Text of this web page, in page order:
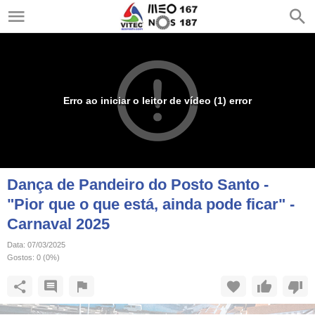
Erro ao iniciar o leitor de vídeo (1) error
Dança de Pandeiro do Posto Santo -
"Pior que o que está, ainda pode ficar" -
Carnaval 2025
Data: 07/03/2025
Gostos: 0 (0%)